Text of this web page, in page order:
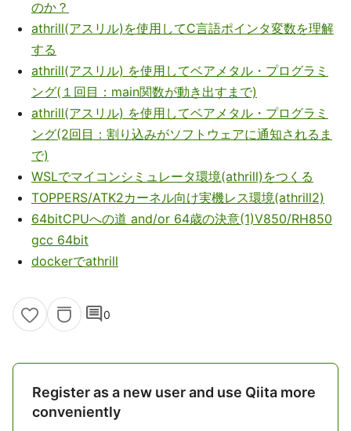
のか？
athrill(アスリル)を使用してC言語ポインタ変数を理解
する
athrill(アスリル) を使用してベアメタル・プログラミ
ング(１回目：main関数が動き出すまで)
athrill(アスリル) を使用してベアメタル・プログラミ
ング(2回目：割り込みがソフトウェアに通知されるま
で)
WSLでマイコンシミュレータ環境(athrill)をつくる
TOPPERS/ATK2カーネル向け実機レス環境(athrill2)
64bitCPUへの道 and/or 64歳の決意(1)V850/RH850
gcc 64bit
dockerでathrill
comment0
Register as a new user and use Qiita more
conveniently